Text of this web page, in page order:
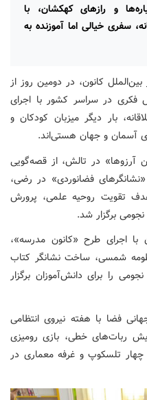
و رازهای کهکشان، با
سفری خیالی اما آموزنده به
کانون، در دومین روز از
فکری در سراسر کشور با اجرای
بار دیگر میزبان کودکان و
آسمان و جهان هستی‌اند.
آرزوها» در تالش، از قصه‌گویی
فضانوردی» در رضی،
تقویت روحیه علمی، پرورش
برگزار شد.
با اجرای طرح «کانون مدرسه»،
شمسی، ساخت نشانگر کتاب
را برای دانش‌آموزان برگزار
فضا با هفته نیروی انتظامی
ربات‌های خطی، بازی رومیزی
تلسکوپ و غرفه معماری در